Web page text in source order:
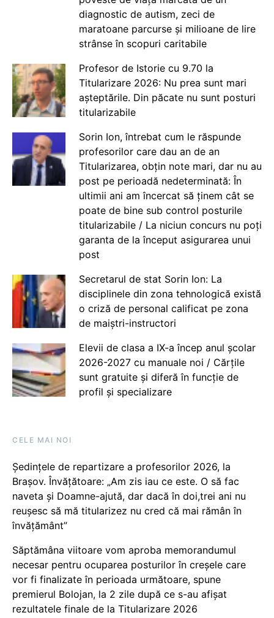
diagnostic de autism, zeci de
maratoane parcurse și milioane de lire
strânse în scopuri caritabile
Profesor de Istorie cu 9.70 la
Titularizare 2026: Nu prea sunt mari
așteptările. Din păcate nu sunt posturi
titularizabile
Sorin Ion, întrebat cum le răspunde
profesorilor care dau an de an
Titularizarea, obțin note mari, dar nu au
post pe perioadă nedeterminată: În
ultimii ani am încercat să ținem cât se
poate de bine sub control posturile
titularizabile / La niciun concurs nu poți
garanta de la început asigurarea unui
post
Secretarul de stat Sorin Ion: La
disciplinele din zona tehnologică există
o criză de personal calificat pe zona
de maiștri-instructori
Elevii de clasa a IX-a încep anul școlar
2026-2027 cu manuale noi / Cărțile
sunt gratuite și diferă în funcție de
profil și specializare
CELE MAI NOI
Ședințele de repartizare a profesorilor 2026, la
Brașov. Învățătoare: „Am zis iau ce este. O să fac
naveta și Doamne-ajută, dar dacă în doi,trei ani nu
reușesc să mă titularizez nu cred că mai rămân în
învățământ”
Săptămâna viitoare vom aproba memorandumul
necesar pentru ocuparea posturilor în creșele care
vor fi finalizate în perioada următoare, spune
premierul Bolojan, la 2 zile după ce s-au afișat
rezultatele finale de la Titularizare 2026